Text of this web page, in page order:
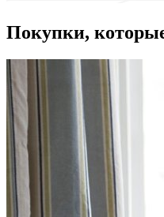
Покупки,